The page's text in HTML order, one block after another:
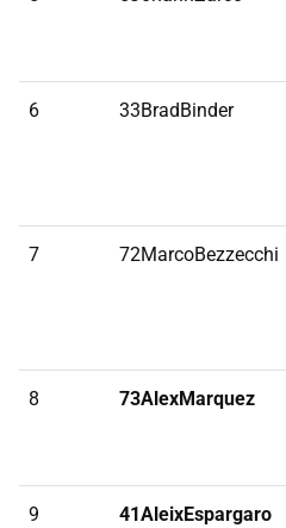
6 33BradBinder
7 72MarcoBezzecchi
8 73AlexMarquez
9 41AleixEspargaro